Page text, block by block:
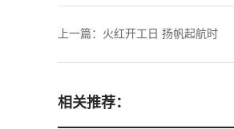
上一篇： 火红开工日 扬帆起航时
相关推荐：